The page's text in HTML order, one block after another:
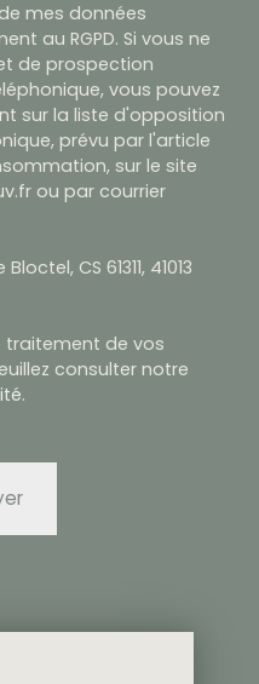
mes données
au RGPD. Si vous ne
de prospection
vous pouvez
sur la liste d'opposition
prévu par l'article
sur le site
ou par courrier
CS 61311, 41013
traitement de vos
consulter notre
.